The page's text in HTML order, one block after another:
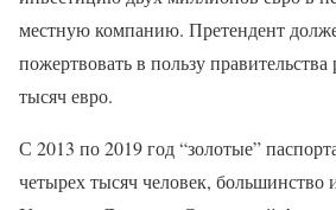
местную компанию. Претендент
пожертвовать в пользу
тысяч евро.
С 2013 по 2019 год “золотые”
четырех тысяч человек, большинство